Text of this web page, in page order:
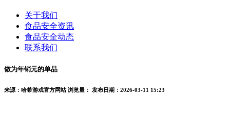
关于我们
食品安全资讯
食品安全动态
联系我们
做为年销元的单品
来源：哈希游戏官方网站 浏览量： 发布日期：2026-03-11 15:23